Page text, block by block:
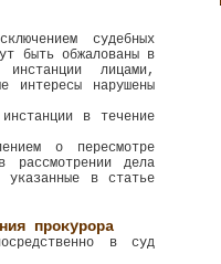
судебных
быть обжалованы в
лицами,
нарушены
в течение
о пересмотре
дела
указанные в статье
прокурора
в суд